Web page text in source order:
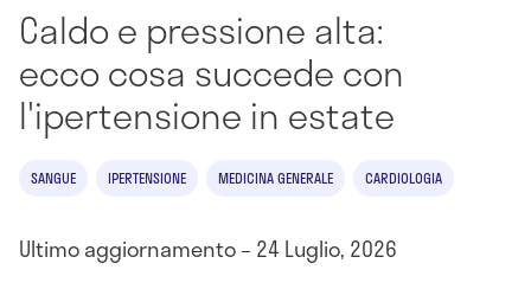
Caldo e pressione alta:
ecco cosa succede con
l'ipertensione in estate
SANGUE IPERTENSIONE MEDICINA GENERALE CARDIOLOGIA
Ultimo aggiornamento – 24 Luglio, 2026